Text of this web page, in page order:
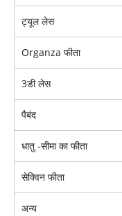
ट्यूल लेस
Organza फीता
3डी लेस
पैबंद
धातु -सीमा का फीता
सेक्विन फीता
अन्य